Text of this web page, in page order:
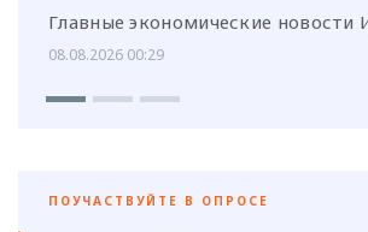
Главные экономические новости
08.08.2026 00:29
ПОУЧАСТВУЙТЕ В ОПРОСЕ